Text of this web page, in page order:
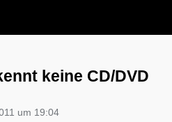
keine CD/DVD
um 19:04